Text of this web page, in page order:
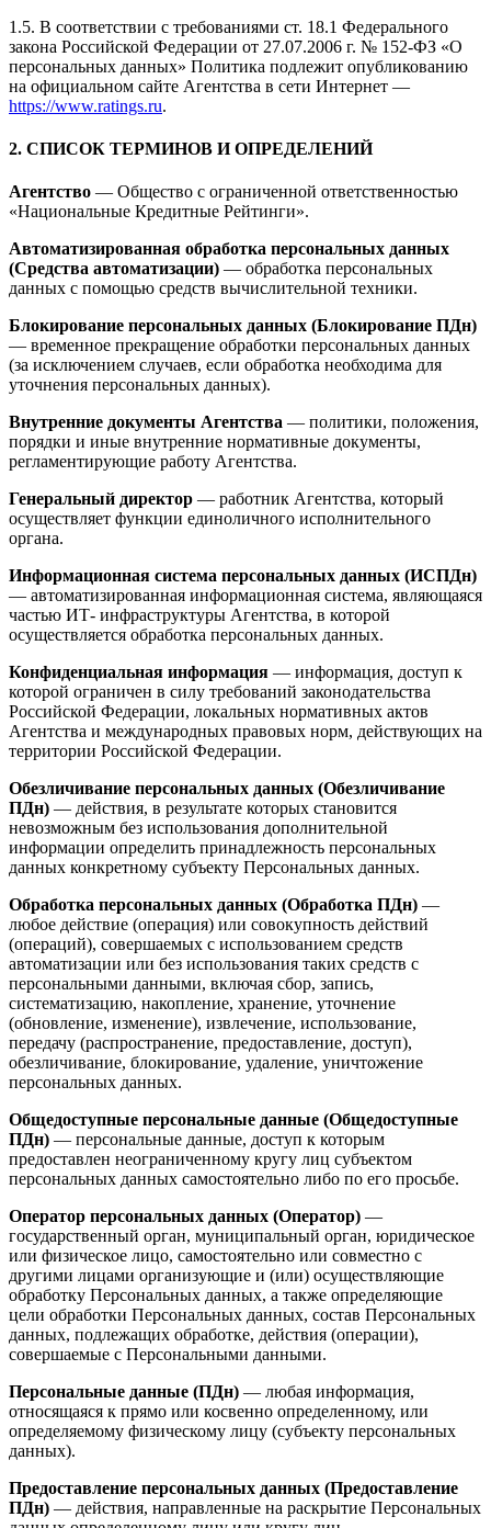
1.5. В соответствии с требованиями ст. 18.1 Федерального
закона Российской Федерации от 27.07.2006 г. № 152-ФЗ «О
персональных данных» Политика подлежит опубликованию
на официальном сайте Агентства в сети Интернет —
https://www.ratings.ru.
2. СПИСОК ТЕРМИНОВ И ОПРЕДЕЛЕНИЙ
Агентство — Общество с ограниченной ответственностью
«Национальные Кредитные Рейтинги».
Автоматизированная обработка персональных данных
(Средства автоматизации) — обработка персональных
данных с помощью средств вычислительной техники.
Блокирование персональных данных (Блокирование ПДн)
— временное прекращение обработки персональных данных
(за исключением случаев, если обработка необходима для
уточнения персональных данных).
Внутренние документы Агентства — политики, положения,
порядки и иные внутренние нормативные документы,
регламентирующие работу Агентства.
Генеральный директор — работник Агентства, который
осуществляет функции единоличного исполнительного
органа.
Информационная система персональных данных (ИСПДн)
— автоматизированная информационная система, являющаяся
частью ИТ- инфраструктуры Агентства, в которой
осуществляется обработка персональных данных.
Конфиденциальная информация — информация, доступ к
которой ограничен в силу требований законодательства
Российской Федерации, локальных нормативных актов
Агентства и международных правовых норм, действующих на
территории Российской Федерации.
Обезличивание персональных данных (Обезличивание
ПДн) — действия, в результате которых становится
невозможным без использования дополнительной
информации определить принадлежность персональных
данных конкретному субъекту Персональных данных.
Обработка персональных данных (Обработка ПДн) —
любое действие (операция) или совокупность действий
(операций), совершаемых с использованием средств
автоматизации или без использования таких средств с
персональными данными, включая сбор, запись,
систематизацию, накопление, хранение, уточнение
(обновление, изменение), извлечение, использование,
передачу (распространение, предоставление, доступ),
обезличивание, блокирование, удаление, уничтожение
персональных данных.
Общедоступные персональные данные (Общедоступные
ПДн) — персональные данные, доступ к которым
предоставлен неограниченному кругу лиц субъектом
персональных данных самостоятельно либо по его просьбе.
Оператор персональных данных (Оператор) —
государственный орган, муниципальный орган, юридическое
или физическое лицо, самостоятельно или совместно с
другими лицами организующие и (или) осуществляющие
обработку Персональных данных, а также определяющие
цели обработки Персональных данных, состав Персональных
данных, подлежащих обработке, действия (операции),
совершаемые с Персональными данными.
Персональные данные (ПДн) — любая информация,
относящаяся к прямо или косвенно определенному, или
определяемому физическому лицу (субъекту персональных
данных).
Предоставление персональных данных (Предоставление
ПДн) — действия, направленные на раскрытие Персональных